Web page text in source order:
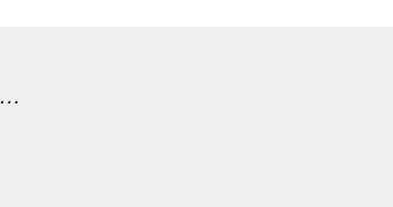
Comité Logemen’mêle et le RCLALQ réclament un véritable contrôle des loyers